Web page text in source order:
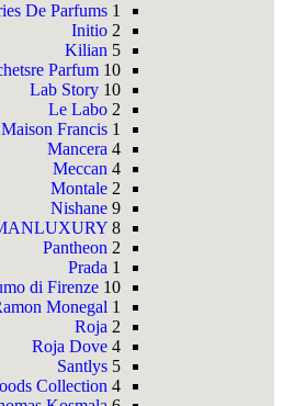
De Parfums 1
Initio 2
Kilian 5
Parfum 10
Lab Story 10
Le Labo 2
Maison Francis 1
Mancera 4
Meccan 4
Montale 2
Nishane 9
8
Pantheon 2
Prada 1
di Firenze 10
Monegal 1
Roja 2
Roja Dove 4
Santlys 5
Collection 4